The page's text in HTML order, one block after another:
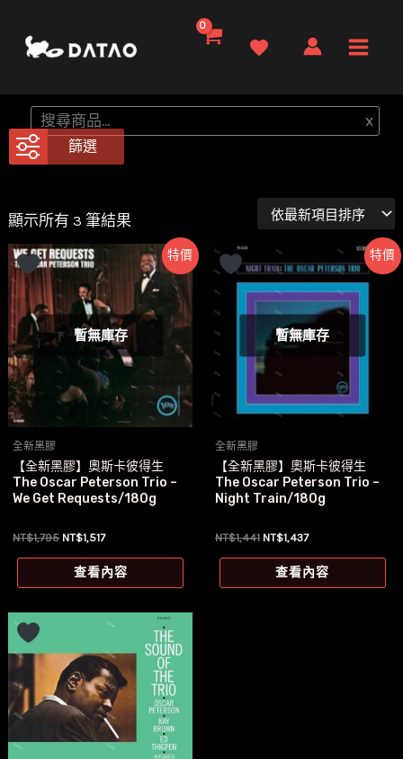
要
內
Menu
搜
尋
x
篩選
顯示所有 3 筆結果
新
項
目
排
序
特價
暫無庫存
全新黑膠
【全新黑膠】奧斯卡彼得生
The Oscar Peterson Trio –
We Get Requests/180g
NT$1,795 原
格：
NT$1,517目
價
格：
查看內容
特價
暫無庫存
全新黑膠
【全新黑膠】奧斯卡彼得生
The Oscar Peterson Trio –
Night Train/180g
NT$1,441 原
格：
NT$1,437目
價
格：
查看內容